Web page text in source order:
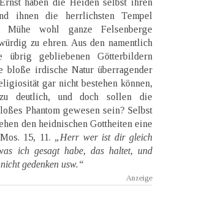
ihnen die herrlichsten Tempel
Mühe wohl ganze Felsenberge
zu ehren. Aus den namentlich
übrig gebliebenen Götterbildern
bloße irdische Natur überragender
gar nicht bestehen können,
deutlich, und doch sollen die
Phantom gewesen sein? Selbst
den heidnischen Gottheiten eine
15, 11. „Herr wer ist dir gleich
ich gesagt habe, das haltet, und
gedenken usw.“